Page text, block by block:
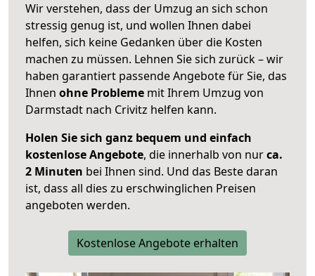
Wir verstehen, dass der Umzug an sich schon
stressig genug ist, und wollen Ihnen dabei
helfen, sich keine Gedanken über die Kosten
machen zu müssen. Lehnen Sie sich zurück – wir
haben garantiert passende Angebote für Sie, das
Ihnen ohne Probleme mit Ihrem Umzug von
Darmstadt nach Crivitz helfen kann.
Holen Sie sich ganz bequem und einfach
kostenlose Angebote, die innerhalb von nurca.
2 Minuten bei Ihnen sind. Und das Beste daran
ist, dass all dies zu erschwinglichen Preisen
angeboten werden.
Kostenlose Angebote erhalten